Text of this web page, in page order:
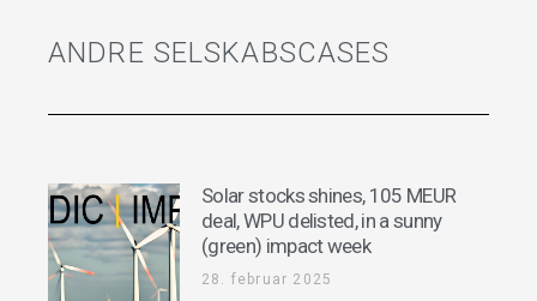
ANDRE SELSKABSCASES
Solar stocks shines, 105 MEUR
deal, WPU delisted, in a sunny
(green) impact week
28. februar 2025